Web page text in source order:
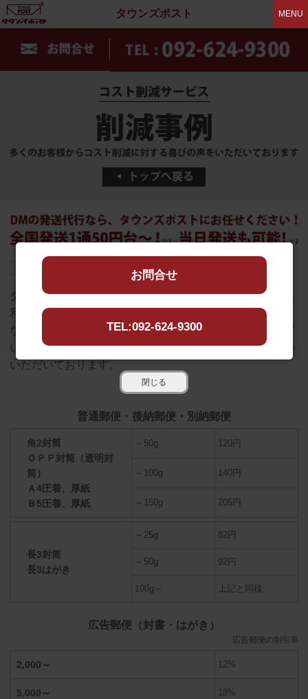
MENU
タウンズポスト
タウンズポストでは、ゆうメールまたはクロネコＤＭ便を
利用して、様々なお客様から集めた郵送物を弊社が窓口と
なり一括発送することで、割安な運賃の発送を可能にして
います。多くのお客様からコスト削減に対する喜びの声を
いただいております。
普通郵便・後納郵便・別納郵便
角2封筒
ＯＰＰ封筒（透明封
筒）
Ａ4圧着、厚紙
Ｂ5圧着、厚紙
～50g 120円
～100g 140円
～150g 205円
長3封筒
長3はがき
～25g 82円
～50g 92円
100g～ 上記と同様
広告郵便（封書・はがき）
広告郵便の割引率
2,000～ 12%
5,000～ 18%
お問合せ
TEL:092-624-9300
閉じる